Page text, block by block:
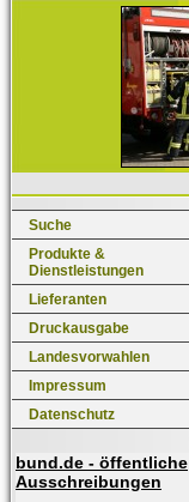
Suche
Produkte &
Dienstleistungen
Lieferanten
Druckausgabe
Landesvorwahlen
Impressum
Datenschutz
bund.de - öffentliche
Ausschreibungen